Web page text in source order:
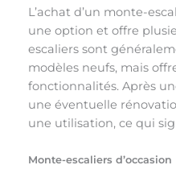
L’achat d’un monte-
une option et offre
escaliers sont
modèles neufs, mais
fonctionnalités. Après
une éventuelle
une utilisation, ce qui
Monte-escaliers d’occasion